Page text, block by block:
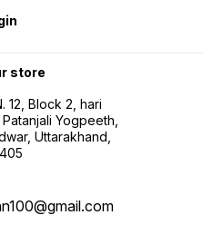
store
12, Block 2, hari
Yogpeeth,
Uttarakhand,